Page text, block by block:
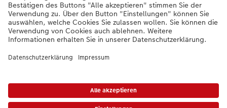
Bei Fragen zu Produkten oder der Bestellung können Sie uns gerne von
Montag bis Samstag von 8:00 – 20:00 Uhr und Sonntag von 10:00 –
20:00 Uhr (gesetzliche Feiertage ausgenommen) unter der
Telefonnummer044 499 10 36kontaktieren.
*Die Preise gelten inkl. MWST zzgl. Versandkosten gem.
Produkt hat ggfs. einen höheren Preis.